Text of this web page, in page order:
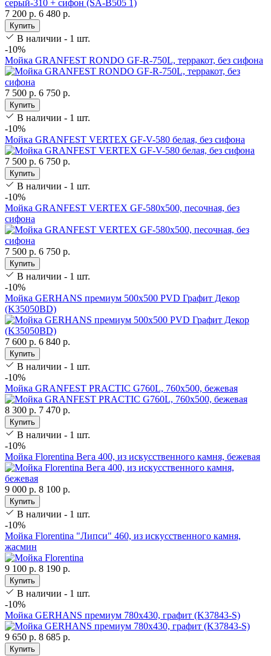
7 200 р. 6 480 р.
Купить
В наличии - 1 шт.
-10%
Мойка GRANFEST RONDO GF-R-750L, терракот, без сифона
7 500 р. 6 750 р.
Купить
В наличии - 1 шт.
-10%
Мойка GRANFEST VERTEX GF-V-580 белая, без сифона
7 500 р. 6 750 р.
Купить
В наличии - 1 шт.
-10%
Мойка GRANFEST VERTEX GF-580х500, песочная, без
сифона
7 500 р. 6 750 р.
Купить
В наличии - 1 шт.
-10%
Мойка GERHANS премиум 500х500 PVD Графит Декор
(K35050BD)
7 600 р. 6 840 р.
Купить
В наличии - 1 шт.
-10%
Мойка GRANFEST PRACTIC G760L, 760х500, бежевая
8 300 р. 7 470 р.
Купить
В наличии - 1 шт.
-10%
Мойка Florentina Вега 400, из искусственного камня, бежевая
9 000 р. 8 100 р.
Купить
В наличии - 1 шт.
-10%
Мойка Florentina "Липси" 460, из искусственного камня,
жасмин
9 100 р. 8 190 р.
Купить
В наличии - 1 шт.
-10%
Мойка GERHANS премиум 780х430, графит (K37843-S)
9 650 р. 8 685 р.
Купить